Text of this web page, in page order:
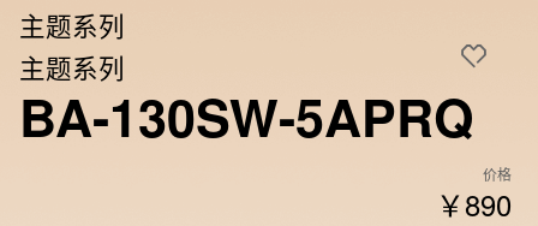
主题系列
主题系列
BA-130SW-5APRQ
价格
￥890